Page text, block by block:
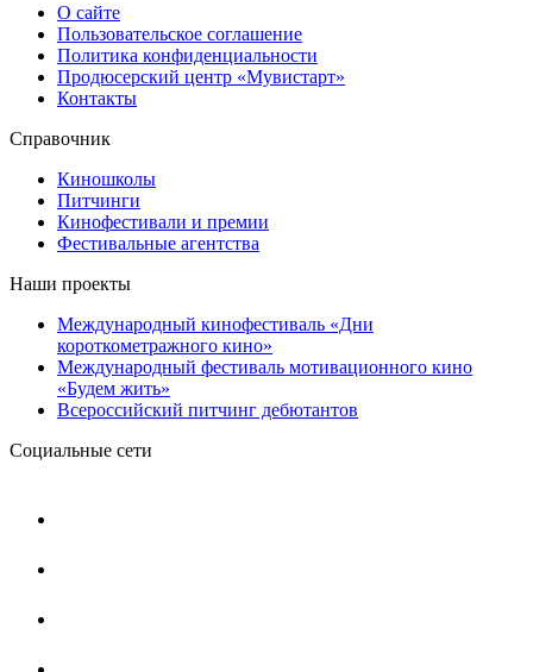
О сайте
Пользовательское соглашение
Политика конфиденциальности
Продюсерский центр «Мувистарт»
Контакты
Справочник
Киношколы
Питчинги
Кинофестивали и премии
Фестивальные агентства
Наши проекты
Международный кинофестиваль «Дни
короткометражного кино»
Международный фестиваль мотивационного кино
«Будем жить»
Всероссийский питчинг дебютантов
Социальные сети